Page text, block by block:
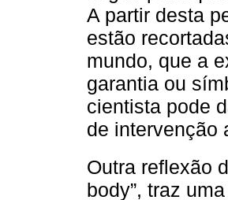
A partir desta
estão
mundo, que a
garantia ou
cientista pode
de intervenção
Outra reflexão
body”, traz